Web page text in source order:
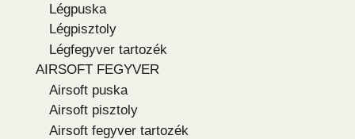
Légpuska
Légpisztoly
Légfegyver tartozék
AIRSOFT FEGYVER
Airsoft puska
Airsoft pisztoly
Airsoft fegyver tartozék